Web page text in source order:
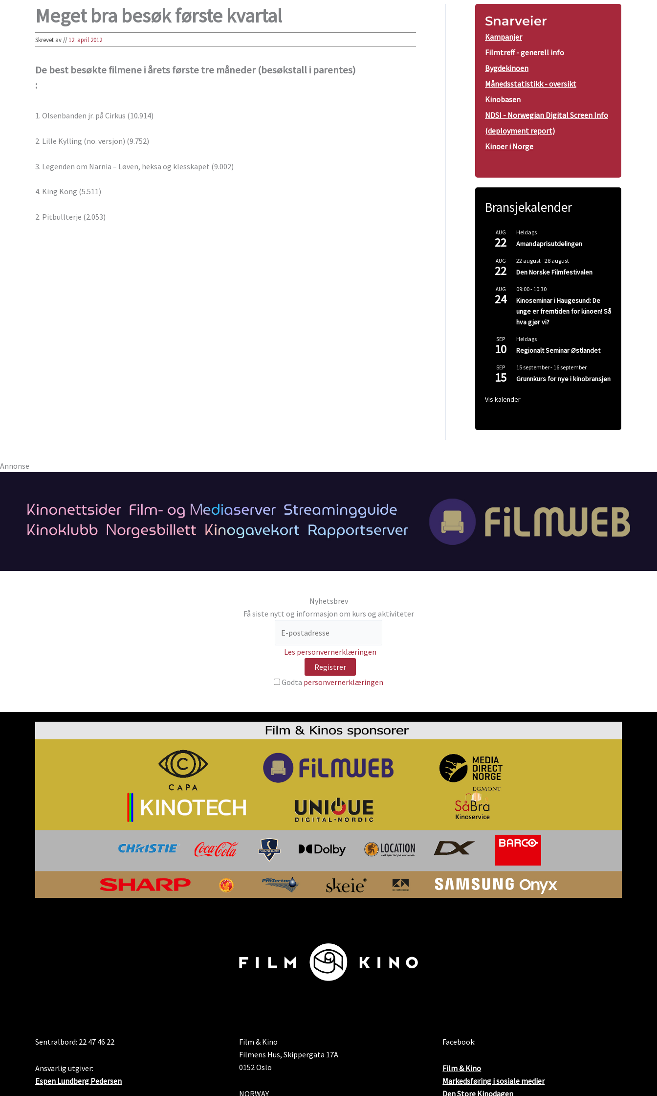
Meget bra besøk første kvartal
Skrevet av//12. april 2012
De best besøkte filmene i årets første tre måneder(besøkstall i parentes)
:
1. Olsenbanden jr. på Cirkus (10.914)
2. Lille Kylling (no. versjon) (9.752)
3. Legenden om Narnia – Løven, heksa og klesskapet (9.002)
4. King Kong (5.511)
2. Pitbullterje (2.053)
Snarveier
Kampanjer
Filmtreff - generell info
Bygdekinoen
Månedsstatistikk - oversikt
Kinobasen
NDSI - Norwegian Digital Screen Info
(deployment report)
Kinoer i Norge
Bransjekalender
AUG
22
Heldags
Amandaprisutdelingen
AUG
22
22 august-28 august
Den Norske Filmfestivalen
AUG
24
09:00- 10:30
Kinoseminar i Haugesund: De
unge er fremtiden for kinoen! Så
hva gjør vi?
SEP
10
Heldags
Regionalt Seminar Østlandet
SEP
15
15 september- 16 september
Grunnkurs for nye i kinobransjen
Vis kalender
Annonse
Nyhetsbrev
Få siste nytt og informasjon om kurs og aktiviteter
Les personvernerklæringen
Godta personvernerklæringen
Sentralbord: 22 47 46 22
Ansvarlig utgiver:
Espen Lundberg Pedersen
Film & Kino
Filmens Hus, Skippergata 17A
0152 Oslo
NORWAY
Facebook:
Film & Kino
Markedsføring i sosiale medier
Den Store Kinodagen